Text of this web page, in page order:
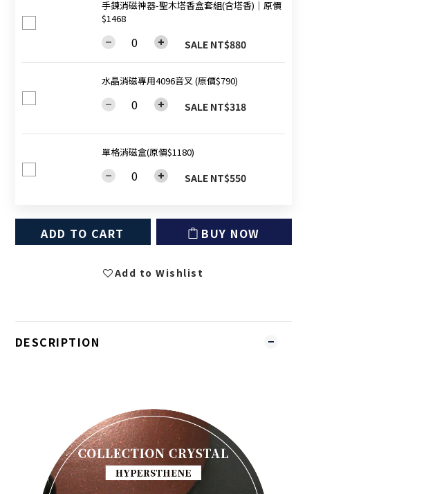
手鍊消磁神器-聖木塔香盒套組(含塔香)│原價
$1468
SALE NT$880
水晶消磁專用4096音叉 (原價$790)
SALE NT$318
單格消磁盒(原價$1180)
SALE NT$550
ADD TO CART BUY NOW
Add to Wishlist
DESCRIPTION